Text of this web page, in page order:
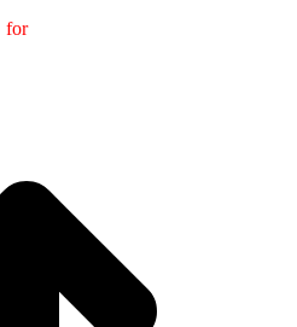
forInternational